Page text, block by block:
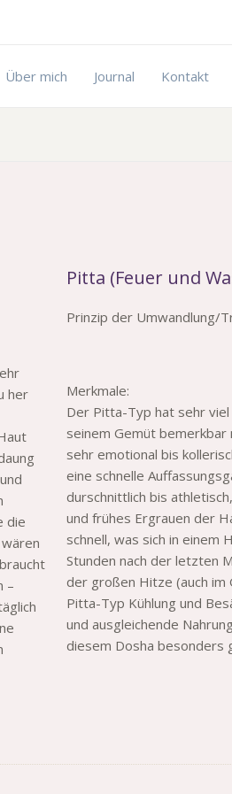
Über mich Journal Kontakt
her
die
–
Pitta (Feuer und
Prinzip der Umwandlung/
Merkmale:
Der Pitta-Typ hat sehr viel
seinem Gemüt bemerkbar
sehr emotional bis
eine schnelle
durschnittlich bis
und frühes Ergrauen der
schnell, was sich in einem
Stunden nach der letzten
der großen Hitze (auch im
Pitta-Typ Kühlung und
und ausgleichende
diesem Dosha besonders